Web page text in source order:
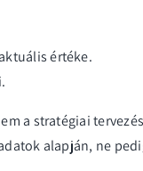
értéke.
a stratégiai
alapján, ne